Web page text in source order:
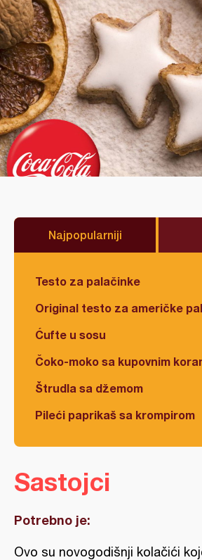
Najpopularniji
Testo za palačinke
Original testo za američke
Ćufte u sosu
Čoko-moko sa kupovnim
Štrudla sa džemom
Pileći paprikaš sa krompirom
Sastojci
Potrebno je:
Ovo su novogodišnji kolačići